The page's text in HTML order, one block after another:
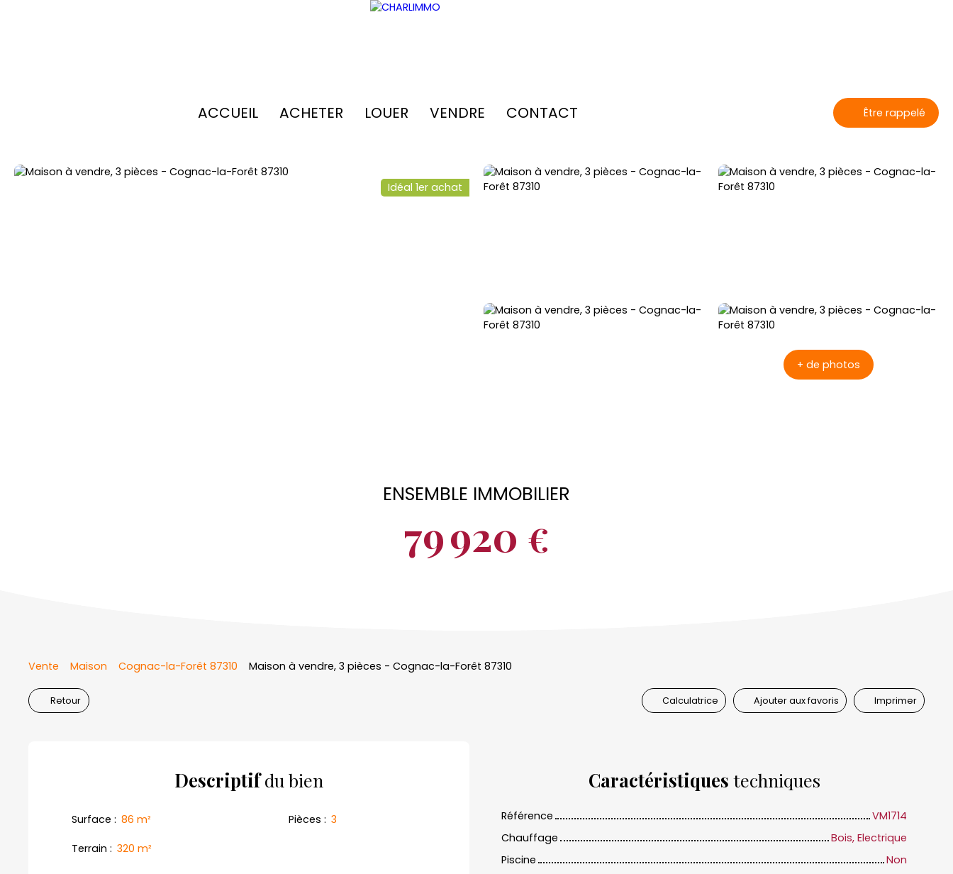
ACCUEIL ACHETER LOUER VENDRE CONTACT Être rappelé
Idéal 1er achat
+ de photos
ENSEMBLE IMMOBILIER
79 920 €
Vente Maison Cognac-la-Forêt 87310 Maison à vendre, 3 pièces - Cognac-la-Forêt 87310
Retour Calculatrice Ajouter aux favoris Imprimer
Descriptifdu bien
Surface : 86 m² Pièces : 3
Terrain : 320 m²
Caractéristiques techniques
Référence
VM1714
Chauffage
Bois, Electrique
Piscine
Non